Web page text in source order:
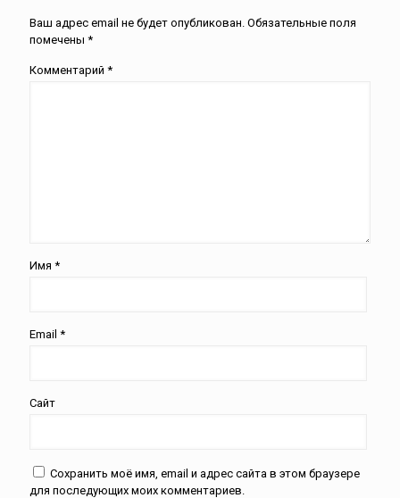
Ваш адрес email не будет опубликован. Обязательные поля
помечены *
Комментарий *
Имя *
Email *
Сайт
Сохранить моё имя, email и адрес сайта в этом браузере
для последующих моих комментариев.